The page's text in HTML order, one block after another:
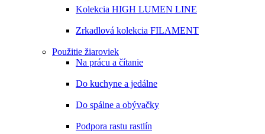
Kolekcia HIGH LUMEN LINE
Zrkadlová kolekcia FILAMENT
Použitie žiaroviek
Na prácu a čítanie
Do kuchyne a jedálne
Do spálne a obývačky
Podpora rastu rastlín